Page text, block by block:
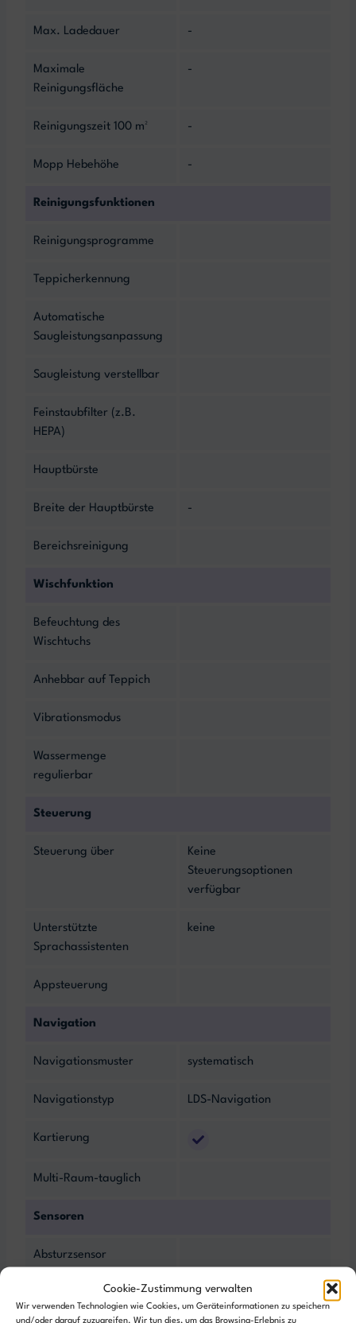
Cookie-Zustimmung verwalten
Wir verwenden Technologien wie Cookies, um Geräteinformationen zu speichern
und/oder darauf zuzugreifen. Wir tun dies, um das Browsing-Erlebnis zu
Max. Ladedauer -
Maximale
Reinigungsfläche
-
Reinigungszeit 100 m² -
Mopp Hebehöhe -
Reinigungsfunktionen
Reinigungsprogramme
Teppicherkennung
Automatische
Saugleistungsanpassung
Saugleistung verstellbar
Feinstaubfilter (z.B.
HEPA)
Hauptbürste
Breite der Hauptbürste -
Bereichsreinigung
Wischfunktion
Befeuchtung des
Wischtuchs
Anhebbar auf Teppich
Vibrationsmodus
Wassermenge
regulierbar
Steuerung
Steuerung über
Keine
Steuerungsoptionen
verfügbar
Unterstützte
Sprachassistenten
keine
Appsteuerung
Navigation
Navigationsmuster systematisch
Navigationstyp LDS-Navigation
Kartierung
Multi-Raum-tauglich
Sensoren
Absturzsensor
Entfernungssensor
Keine
Entfernungssensoren